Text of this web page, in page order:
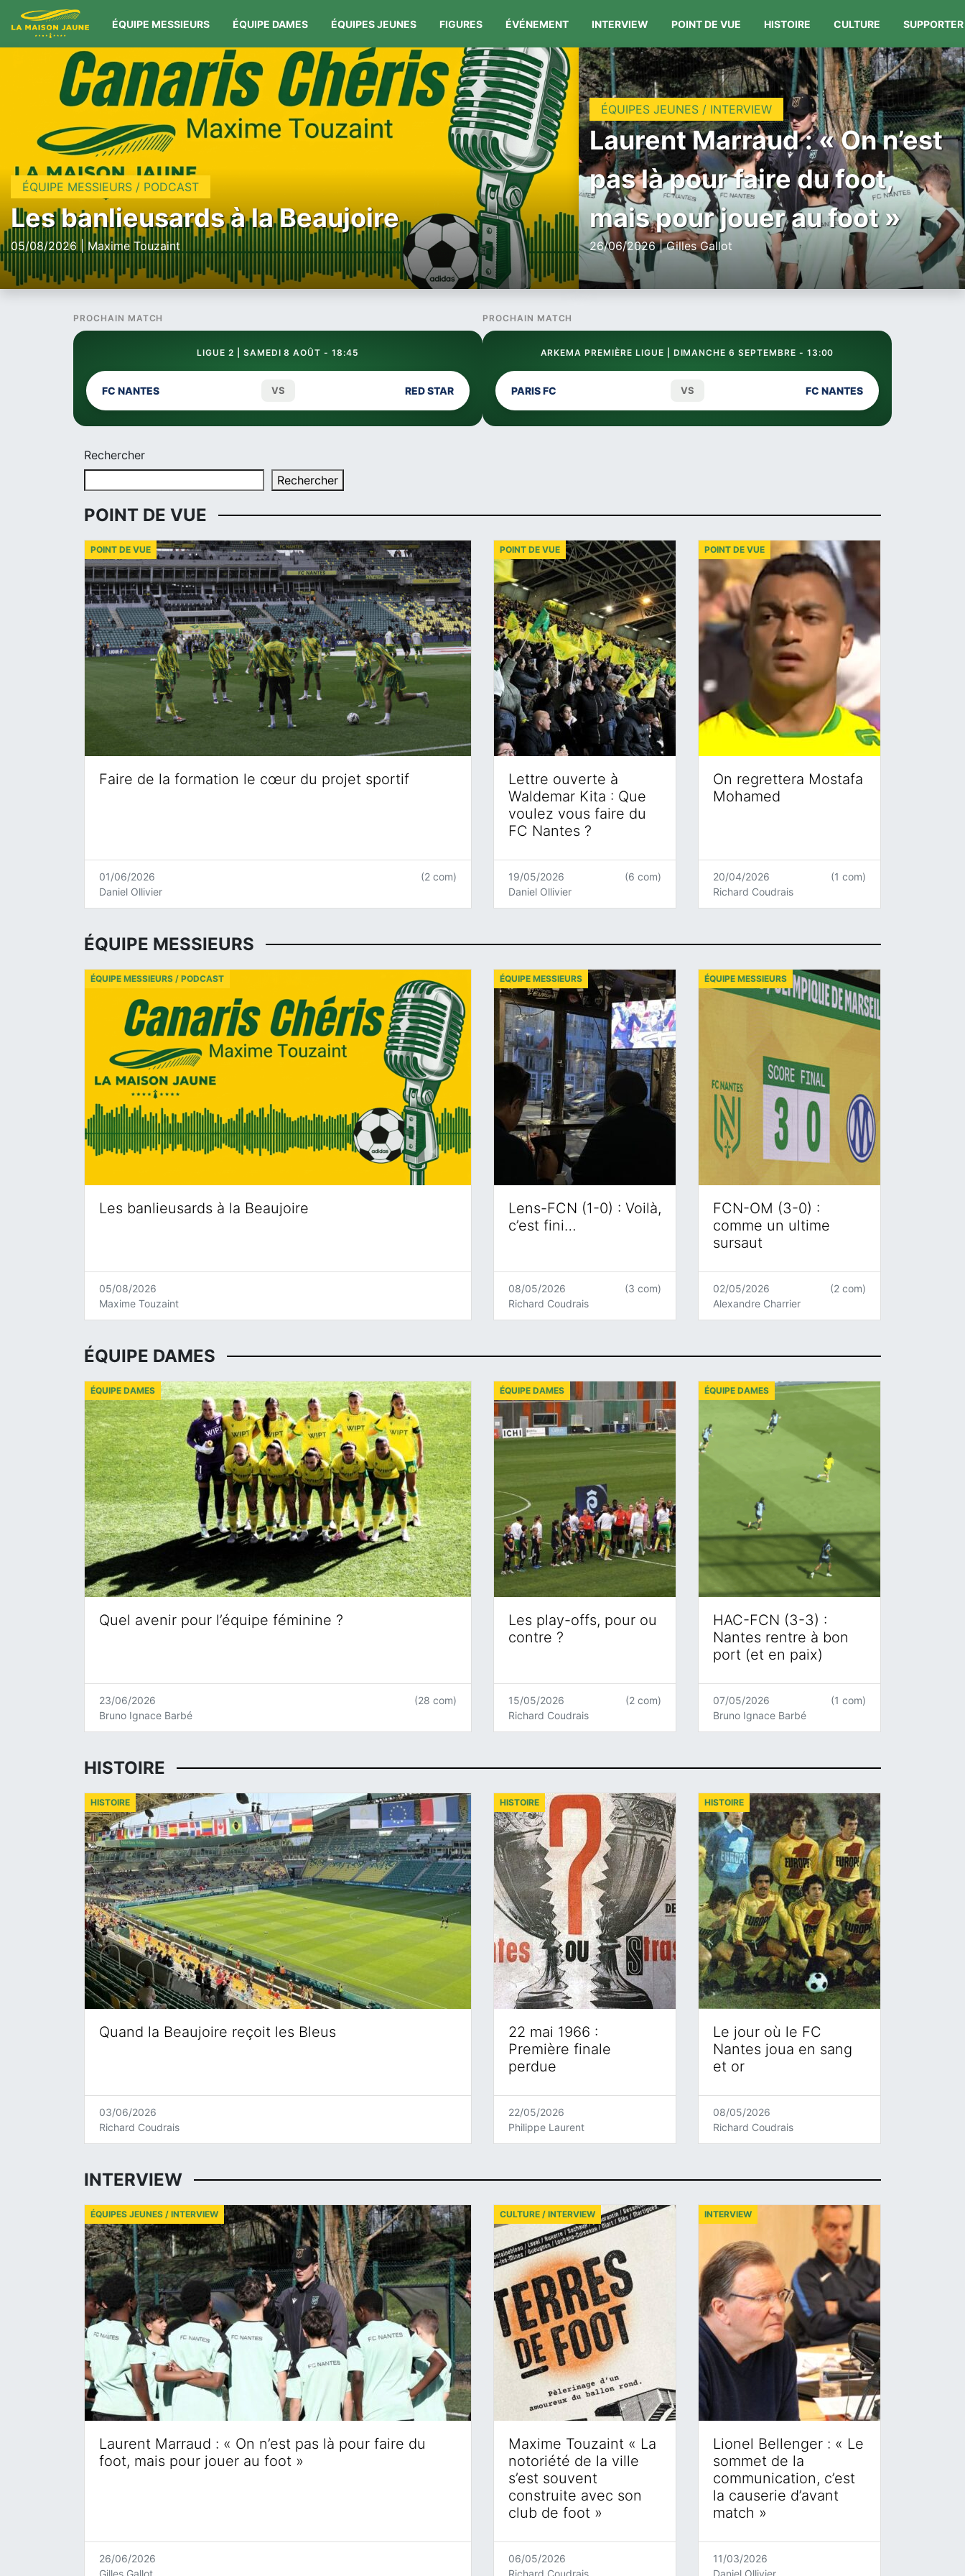
ÉQUIPE MESSIEURS ÉQUIPE DAMES ÉQUIPES JEUNES FIGURES ÉVÉNEMENT INTERVIEW POINT DE VUE HISTOIRE CULTURE SUPPORTER
ÉQUIPE MESSIEURS / PODCAST
Les banlieusards à la Beaujoire
05/08/2026 | Maxime Touzaint
ÉQUIPES JEUNES / INTERVIEW
Laurent Marraud : « On n’est
pas là pour faire du foot,
mais pour jouer au foot »
26/06/2026 | Gilles Gallot
PROCHAIN MATCH
LIGUE 2 | SAMEDI 8 AOÛT - 18:45
FC NANTES VS RED STAR
PROCHAIN MATCH
ARKEMA PREMIÈRE LIGUE | DIMANCHE 6 SEPTEMBRE - 13:00
PARIS FC VS FC NANTES
Rechercher
Rechercher
POINT DE VUE
Faire de la formation le cœur du projet sportif
POINT DE VUE
01/06/2026
Daniel Ollivier
(2 com)
Lettre ouverte à
Waldemar Kita : Que
voulez vous faire du
FC Nantes ?
POINT DE VUE
19/05/2026
Daniel Ollivier
(6 com)
On regrettera Mostafa
Mohamed
POINT DE VUE
20/04/2026
Richard Coudrais
(1 com)
ÉQUIPE MESSIEURS
Les banlieusards à la Beaujoire
ÉQUIPE MESSIEURS / PODCAST
05/08/2026
Maxime Touzaint
Lens-FCN (1-0) : Voilà,
c’est fini…
ÉQUIPE MESSIEURS
08/05/2026
Richard Coudrais
(3 com)
FCN-OM (3-0) :
comme un ultime
sursaut
ÉQUIPE MESSIEURS
02/05/2026
Alexandre Charrier
(2 com)
ÉQUIPE DAMES
Quel avenir pour l’équipe féminine ?
ÉQUIPE DAMES
23/06/2026
Bruno Ignace Barbé
(28 com)
Les play-offs, pour ou
contre ?
ÉQUIPE DAMES
15/05/2026
Richard Coudrais
(2 com)
HAC-FCN (3-3) :
Nantes rentre à bon
port (et en paix)
ÉQUIPE DAMES
07/05/2026
Bruno Ignace Barbé
(1 com)
HISTOIRE
Quand la Beaujoire reçoit les Bleus
HISTOIRE
03/06/2026
Richard Coudrais
22 mai 1966 :
Première finale
perdue
HISTOIRE
22/05/2026
Philippe Laurent
Le jour où le FC
Nantes joua en sang
et or
HISTOIRE
08/05/2026
Richard Coudrais
INTERVIEW
Laurent Marraud : « On n’est pas là pour faire du
foot, mais pour jouer au foot »
ÉQUIPES JEUNES / INTERVIEW
26/06/2026
Gilles Gallot
Maxime Touzaint « La
notoriété de la ville
s’est souvent
construite avec son
club de foot »
CULTURE / INTERVIEW
06/05/2026
Richard Coudrais
Lionel Bellenger : « Le
sommet de la
communication, c’est
la causerie d’avant
match »
INTERVIEW
11/03/2026
Daniel Ollivier